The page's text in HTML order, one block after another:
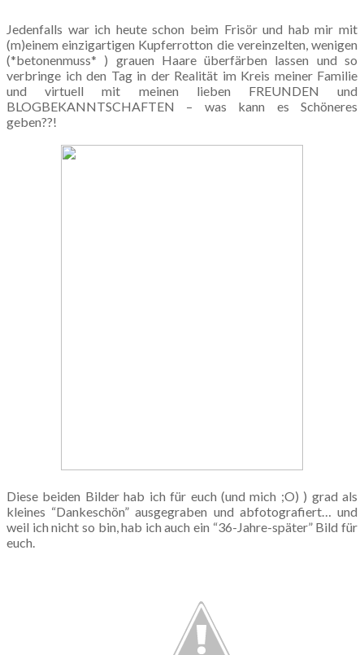
Jedenfalls war ich heute schon beim Frisör und hab mir mit
(m)einem einzigartigen Kupferrotton die vereinzelten, wenigen
(*betonenmuss* ) grauen Haare überfärben lassen und so
verbringe ich den Tag in der Realität im Kreis meiner Familie
und virtuell mit meinen lieben FREUNDEN und
BLOGBEKANNTSCHAFTEN – was kann es Schöneres
geben??!
Diese beiden Bilder hab ich für euch (und mich ;O) ) grad als
kleines “Dankeschön” ausgegraben und abfotografiert… und
weil ich nicht so bin, hab ich auch ein “36-Jahre-später” Bild für
euch.